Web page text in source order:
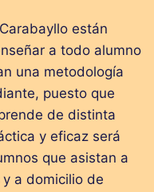
están
a todo alumno
una metodología
puesto que
de distinta
y eficaz será
que asistan a
a domicilio de